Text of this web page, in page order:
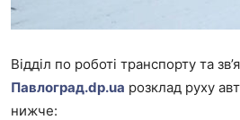
Відділ по роботі транспорту та
Павлоград.dp.ua розклад руху
нижче: